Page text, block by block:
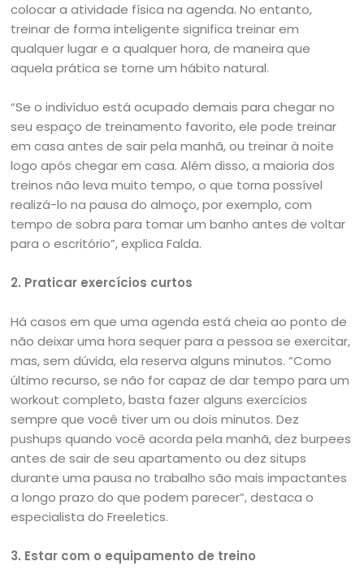
colocar a atividade física na agenda. No entanto,
treinar de forma inteligente significa treinar em
qualquer lugar e a qualquer hora, de maneira que
aquela prática se torne um hábito natural.
“Se o indivíduo está ocupado demais para chegar no
seu espaço de treinamento favorito, ele pode treinar
em casa antes de sair pela manhã, ou treinar à noite
logo após chegar em casa. Além disso, a maioria dos
treinos não leva muito tempo, o que torna possível
realizá-lo na pausa do almoço, por exemplo, com
tempo de sobra para tomar um banho antes de voltar
para o escritório”, explica Falda.
2. Praticar exercícios curtos
Há casos em que uma agenda está cheia ao ponto de
não deixar uma hora sequer para a pessoa se exercitar,
mas, sem dúvida, ela reserva alguns minutos. “Como
último recurso, se não for capaz de dar tempo para um
workout completo, basta fazer alguns exercícios
sempre que você tiver um ou dois minutos. Dez
pushups quando você acorda pela manhã, dez burpees
antes de sair de seu apartamento ou dez situps
durante uma pausa no trabalho são mais impactantes
a longo prazo do que podem parecer”, destaca o
especialista do Freeletics.
3. Estar com o equipamento de treino